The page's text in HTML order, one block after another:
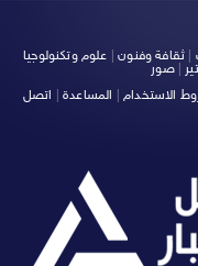
ثقافة وفنون| علوم وتكنولوجيا
|صور
الاستخدام المساعدة
اتصل